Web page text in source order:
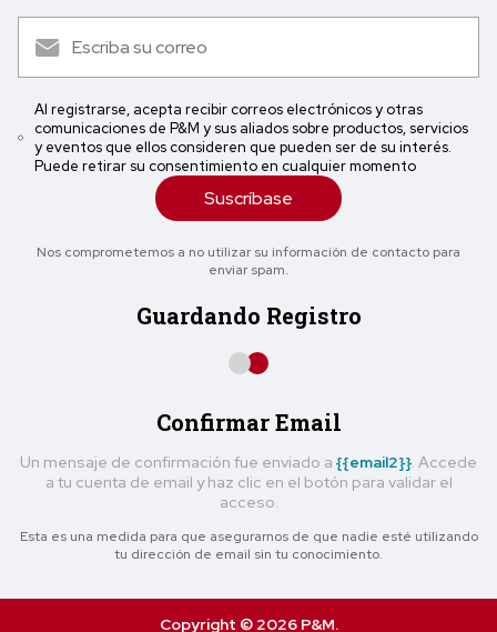
Al registrarse, acepta recibir correos electrónicos y otras
comunicaciones de P&M y sus aliados sobre productos, servicios
y eventos que ellos consideren que pueden ser de su interés.
Puede retirar su consentimiento en cualquier momento
Suscríbase
Nos comprometemos a no utilizar su información de contacto para
enviar spam.
Guardando Registro
Confirmar Email
Un mensaje de confirmación fue enviado a {{email2}} . Accede
a tu cuenta de email y haz clic en el botón para validar el
acceso.
Esta es una medida para que asegurarnos de que nadie esté utilizando
tu dirección de email sin tu conocimiento.
Copyright © 2026 P&M.